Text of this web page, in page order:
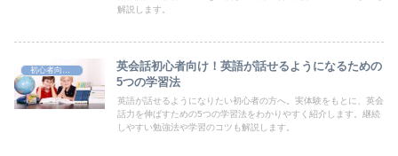
解説します。
英会話初心者向け！英語が話せるようになるための
5つの学習法
英語が話せるようになりたい初心者の方へ。実体験をもとに、英会
話力を伸ばすための5つの学習法をわかりやすく紹介します。継続
しやすい勉強法や学習のコツも解説します。